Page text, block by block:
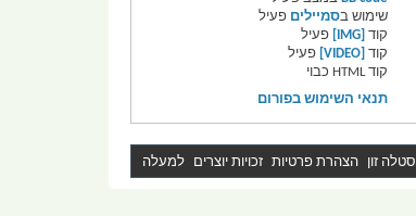
שימוש בסמיילים פעיל
קוד [IMG]
פעיל
קוד [VIDEO]
פעיל
קוד HTML
כבוי
תנאי השימוש בפורום
סטלה זון הצהרת פרטיות זכויות יוצרים למעלה